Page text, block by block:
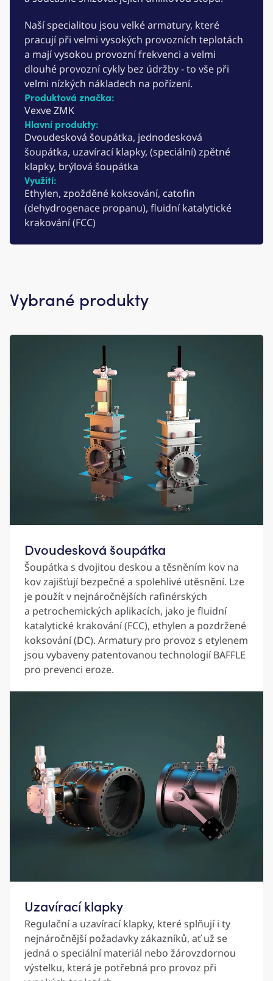
Naší specialitou jsou velké armatury, které
pracují při velmi vysokých provozních teplotách
a mají vysokou provozní frekvenci a velmi
dlouhé provozní cykly bez údržby - to vše při
velmi nízkých nákladech na pořízení.
Produktová značka:
Vexve ZMK​
Hlavní produkty:
Dvoudesková šoupátka, jednodesková
šoupátka, uzavírací klapky, (speciální) zpětné
klapky, brýlová šoupátka​
Využití:
Ethylen, zpožděné koksování, catofin
(dehydrogenace propanu), fluidní katalytické
krakování (FCC)​
Vybrané produkty
Dvoudesková šoupátka
Šoupátka s dvojitou deskou a těsněním kov na
kov zajišťují bezpečné a spolehlivé utěsnění. Lze
je použít v nejnáročnějších rafinérských
a petrochemických aplikacích, jako je fluidní
katalytické krakování (FCC), ethylen a pozdržené
koksování (DC). Armatury pro provoz s etylenem
jsou vybaveny patentovanou technologií BAFFLE
pro prevenci eroze.
Uzavírací klapky
Regulační a uzavírací klapky, které splňují i ty
nejnáročnější požadavky zákazníků, ať už se
jedná o speciální materiál nebo žárovzdornou
výstelku, která je potřebná pro provoz při